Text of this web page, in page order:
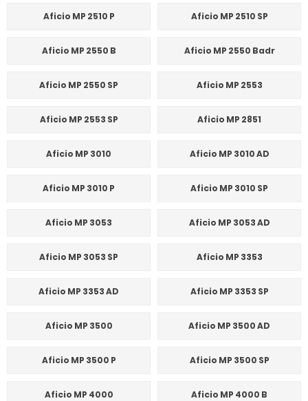
Aficio MP 2510 P Aficio MP 2510 SP
Aficio MP 2550 B Aficio MP 2550 Badr
Aficio MP 2550 SP Aficio MP 2553
Aficio MP 2553 SP Aficio MP 2851
Aficio MP 3010 Aficio MP 3010 AD
Aficio MP 3010 P Aficio MP 3010 SP
Aficio MP 3053 Aficio MP 3053 AD
Aficio MP 3053 SP Aficio MP 3353
Aficio MP 3353 AD Aficio MP 3353 SP
Aficio MP 3500 Aficio MP 3500 AD
Aficio MP 3500 P Aficio MP 3500 SP
Aficio MP 4000 Aficio MP 4000 B